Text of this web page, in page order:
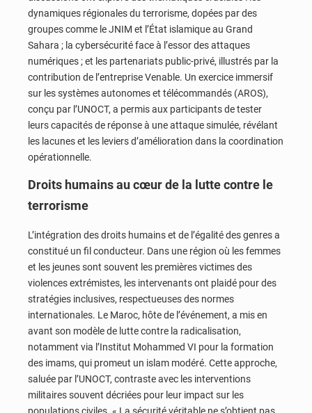
dynamiques régionales du terrorisme, dopées par des
groupes comme le JNIM et l’État islamique au Grand
Sahara ; la cybersécurité face à l’essor des attaques
numériques ; et les partenariats public-privé, illustrés par la
contribution de l’entreprise Venable. Un exercice immersif
sur les systèmes autonomes et télécommandés (AROS),
conçu par l’UNOCT, a permis aux participants de tester
leurs capacités de réponse à une attaque simulée, révélant
les lacunes et les leviers d’amélioration dans la coordination
opérationnelle.
Droits humains au cœur de la lutte contre le
terrorisme
L’intégration des droits humains et de l’égalité des genres a
constitué un fil conducteur. Dans une région où les femmes
et les jeunes sont souvent les premières victimes des
violences extrémistes, les intervenants ont plaidé pour des
stratégies inclusives, respectueuses des normes
internationales. Le Maroc, hôte de l’événement, a mis en
avant son modèle de lutte contre la radicalisation,
notamment via l’Institut Mohammed VI pour la formation
des imams, qui promeut un islam modéré. Cette approche,
saluée par l’UNOCT, contraste avec les interventions
militaires souvent décriées pour leur impact sur les